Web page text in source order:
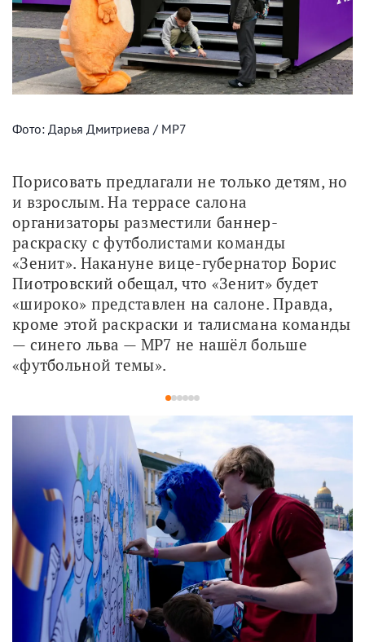
Фото: Дарья Дмитриева / МР7
Порисовать предлагали не только детям, но
и взрослым. На террасе салона
организаторы разместили баннер-
раскраску с футболистами команды
«Зенит». Накануне вице-губернатор Борис
Пиотровский обещал, что «Зенит» будет
«широко» представлен на салоне. Правда,
кроме этой раскраски и талисмана команды
— синего льва — МР7 не нашёл больше
«футбольной темы».
123456